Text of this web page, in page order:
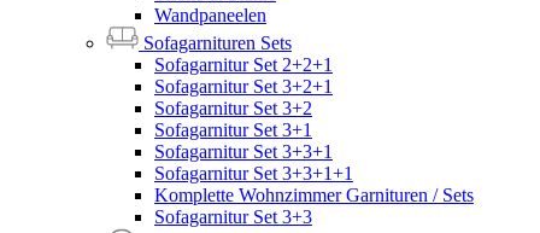
Wandpaneelen
Sofagarnituren Sets
Sofagarnitur Set 2+2+1
Sofagarnitur Set 3+2+1
Sofagarnitur Set 3+2
Sofagarnitur Set 3+1
Sofagarnitur Set 3+3+1
Sofagarnitur Set 3+3+1+1
Komplette Wohnzimmer Garnituren / Sets
Sofagarnitur Set 3+3